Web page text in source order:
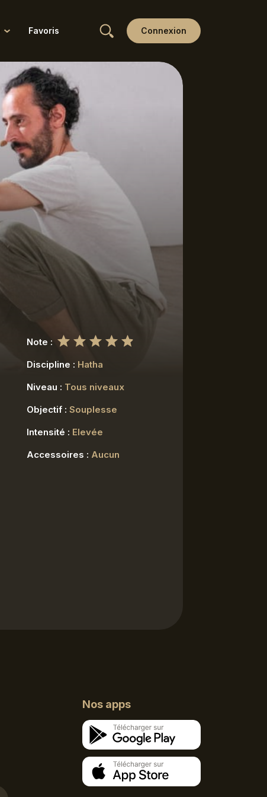
Wellness
Yin
Yoga & Ayurveda
Yoga thérapie
Favoris Connexion
Note :
Discipline : Hatha
Niveau : Tous niveaux
Objectif : Souplesse
Intensité : Elevée
Accessoires : Aucun
Nos apps